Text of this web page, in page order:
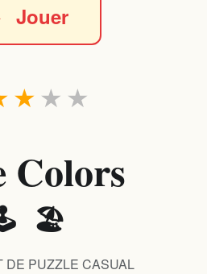
Jouer
★
★
★
Colors
🏖️
DE PUZZLE CASUAL